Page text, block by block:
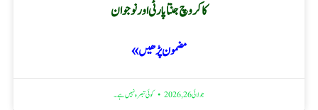
کاکروچ جنتا پارٹی اور نوجوان
مضمون پڑھیں »
جولائی 26, 2026 کوئی تبصرہ نہیں ہے۔